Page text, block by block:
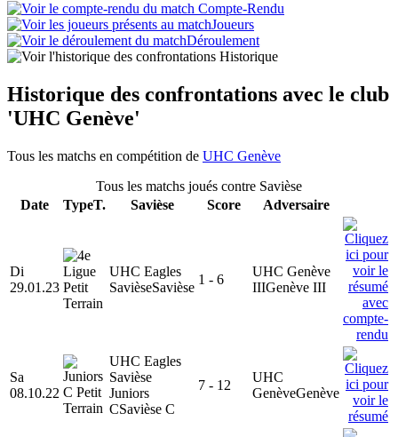
Compte-Rendu
Joueurs
Déroulement
Historique
Historique des confrontations avec le club
'UHC Genève'
Tous les matchs en compétition de UHC Genève
Tous les matchs joués contre Savièse
Date
TypeT. Savièse Score Adversaire
Di
29.01.23
UHC Eagles
SavièseSavièse
1 - 6
UHC Genève
IIIGenève III
Sa
08.10.22
UHC Eagles
Savièse
Juniors
CSavièse C
7 - 12
UHC
GenèveGenève